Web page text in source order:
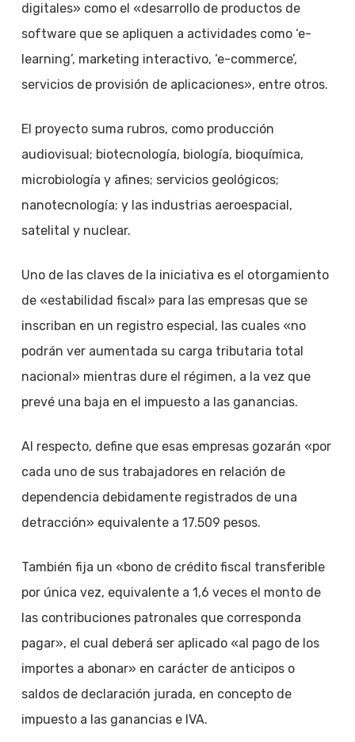
digitales» como el «desarrollo de productos de
software que se apliquen a actividades como ‘e-
learning’, marketing interactivo, ‘e-commerce’,
servicios de provisión de aplicaciones», entre otros.
El proyecto suma rubros, como producción
audiovisual; biotecnología, biología, bioquímica,
microbiología y afines; servicios geológicos;
nanotecnología; y las industrias aeroespacial,
satelital y nuclear.
Uno de las claves de la iniciativa es el otorgamiento
de «estabilidad fiscal» para las empresas que se
inscriban en un registro especial, las cuales «no
podrán ver aumentada su carga tributaria total
nacional» mientras dure el régimen, a la vez que
prevé una baja en el impuesto a las ganancias.
Al respecto, define que esas empresas gozarán «por
cada uno de sus trabajadores en relación de
dependencia debidamente registrados de una
detracción» equivalente a 17.509 pesos.
También fija un «bono de crédito fiscal transferible
por única vez, equivalente a 1,6 veces el monto de
las contribuciones patronales que corresponda
pagar», el cual deberá ser aplicado «al pago de los
importes a abonar» en carácter de anticipos o
saldos de declaración jurada, en concepto de
impuesto a las ganancias e IVA.